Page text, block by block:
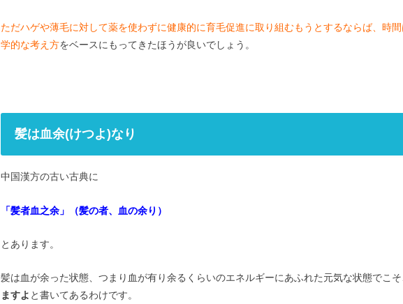
ただハゲや薄毛に対して薬を使わずに健康的に育毛促進に取り組むもうとするならば、時
学的な考え方をベースにもってきたほうが良いでしょう。
髪は血余(けつよ)なり
中国漢方の古い古典に
「髪者血之余」（髪の者、血の余り）
とあります。
髪は血が余った状態、つまり血が有り余るくらいのエネルギーにあふれた元気な状態でこそ
ますよ と書いてあるわけです。